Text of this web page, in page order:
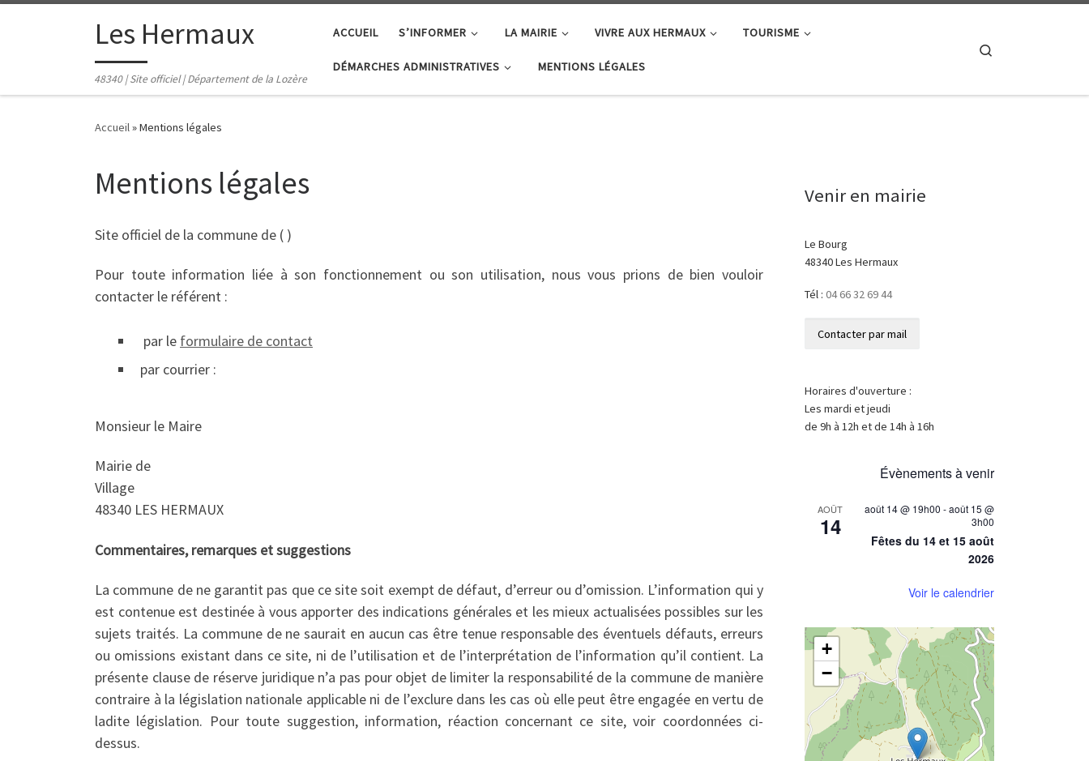
Passer au contenuLes Hermaux
48340 | Site officiel | Département de la Lozère
ACCUEIL S’INFORMER LA MAIRIE VIVRE AUX HERMAUX TOURISME
DÉMARCHES ADMINISTRATIVES MENTIONS LÉGALES
Accueil»Mentions légales
Mentions légales
Site officiel de la commune de ( )
Pour toute information liée à son fonctionnement ou son utilisation, nous vous prions de bien vouloir
contacter le référent :
par le formulaire de contact
par courrier :
Monsieur le Maire
Mairie de
Village
48340 LES HERMAUX
Commentaires, remarques et suggestions
La commune de ne garantit pas que ce site soit exempt de défaut, d’erreur ou d’omission. L’information qui y
est contenue est destinée à vous apporter des indications générales et les mieux actualisées possibles sur les
sujets traités. La commune de ne saurait en aucun cas être tenue responsable des éventuels défauts, erreurs
ou omissions existant dans ce site, ni de l’utilisation et de l’interprétation de l’information qu’il contient. La
présente clause de réserve juridique n’a pas pour objet de limiter la responsabilité de la commune de manière
contraire à la législation nationale applicable ni de l’exclure dans les cas où elle peut être engagée en vertu de
ladite législation. Pour toute suggestion, information, réaction concernant ce site, voir coordonnées ci-
dessus.
Venir en mairie
Le Bourg
48340 Les Hermaux
Tél : 04 66 32 69 44
Horaires d'ouverture :
Les mardi et jeudi
de 9h à 12h et de 14h à 16h
Évènements à venir
AOÛT
14
août 14 @ 19h00 -août 15 @
3h00
Fêtes du 14 et 15 août
2026
Voir le calendrier
+
−